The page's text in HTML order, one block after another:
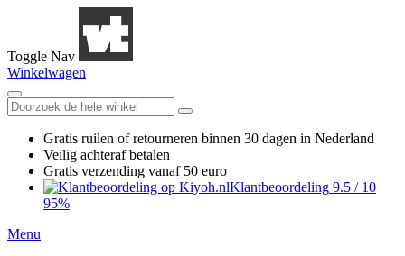
Toggle Nav
Winkelwagen
Gratis ruilen of retourneren binnen 30 dagen in Nederland
Veilig achteraf betalen
Gratis verzending vanaf 50 euro
Klantbeoordeling 9.5 / 10
95%
Menu